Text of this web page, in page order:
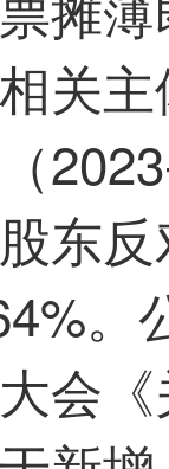
关
东
。
会